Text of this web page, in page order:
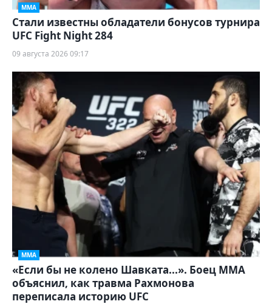
ММА
Стали известны обладатели бонусов турнира
UFC Fight Night 284
09 августа 2026 09:17
ММА
«Если бы не колено Шавката...». Боец ММА
объяснил, как травма Рахмонова
переписала историю UFC